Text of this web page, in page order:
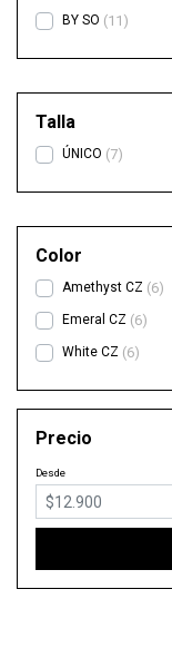
BY SO 11
Talla
ÚNICO 7
Color
Amethyst CZ 6
Emeral CZ 6
White CZ 6
Precio
Desde